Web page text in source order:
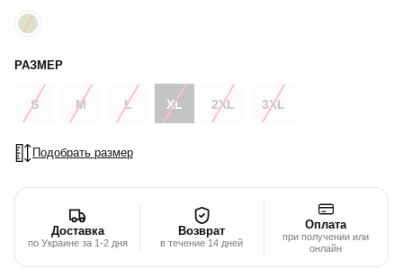
РАЗМЕР
S M L XL 2XL 3XL
Подобрать размер
Доставка
по Украине за 1-2 дня
Возврат
в течение 14 дней
Оплата
при получении или
онлайн